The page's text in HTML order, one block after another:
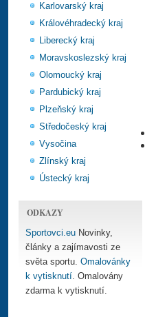
Karlovarský kraj
Královéhradecký kraj
Liberecký kraj
Moravskoslezský kraj
Olomoucký kraj
Pardubický kraj
Plzeňský kraj
Středočeský kraj
Vysočina
Zlínský kraj
Ústecký kraj
ODKAZY
Sportovci.eu Novinky,
články a zajímavosti ze
světa sportu. Omalovánky
k vytisknutí. Omalovány
zdarma k vytisknutí.